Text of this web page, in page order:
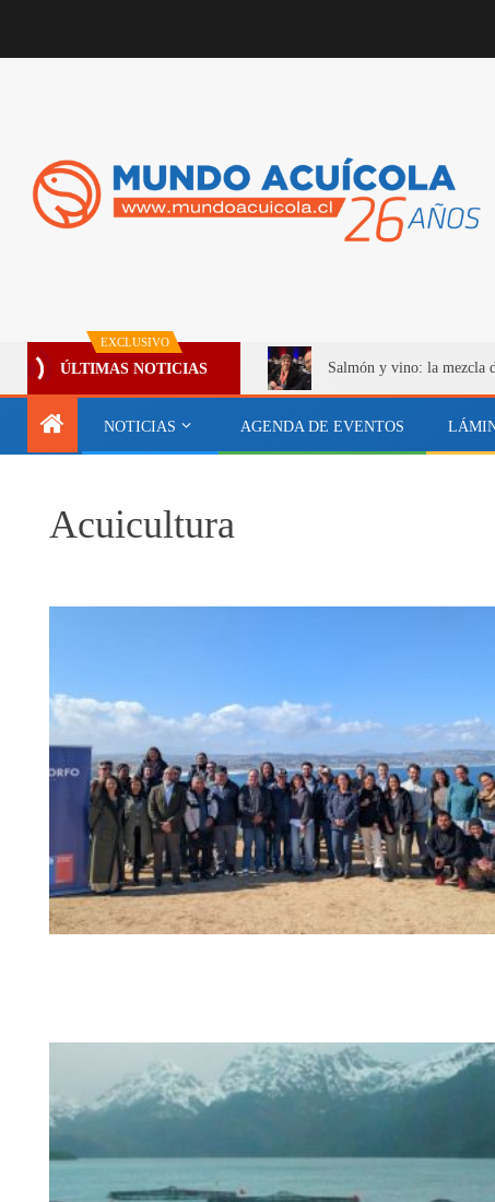
EXCLUSIVO
ÚLTIMAS NOTICIAS Salmón y vino: la mezcla
NOTICIAS AGENDA DE EVENTOS
Acuicultura